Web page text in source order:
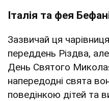
Італія та фея
Зазвичай ця
переддень Різдва,
День Святого
напередодні свята
поведінкою дітей та